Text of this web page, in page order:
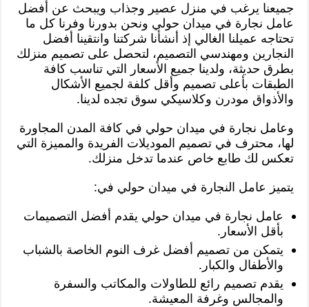
جميعنا يرغب في منزل عصير وجذاب ويبحث عن أفضل
عامل نجارة في ميدان حولي ونحن بدورنا وفرنا كل ما
تحتاجه عميلنا الغالي إذ أنشأنا شركتنا وانتقينا أفضل
النجارين ومهندسي التصميم، لتحصل على تصميم منزلك
بطرق حديثة، ولدينا جميع الأسعار التي تناسب كافة
الطبقات بأعلى تصميم وأقل كلفة لجميع الأشكال
والأذواق مودرن وكلاسيكي سوق تجده لدينا.
وعامل نجارة في ميدان حولي في كافة المدن المجاورة
لها، محترف في تصميم الموديلات الفريدة والمميزة التي
تعكس لك طابع خاص عندما تدخل منزلك.
يتميز عامل النجارة في ميدان حولي في:
عامل نجارة في ميدان حولي يقدم أفضل التصميمات
بأقل الأسعار.
يتمكن من تصميم أفضل غرف النوم الخاصة بالشباب
والأطفال والكبار.
يقدم تصميم رائع للطاولات والمكاتب والسفرة
والمجالس وغرفة المعيشة.